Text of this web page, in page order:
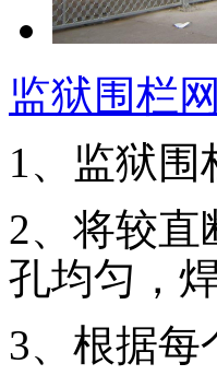
监狱围栏网
1、监狱
2、将较直
孔均匀，
3、根据每